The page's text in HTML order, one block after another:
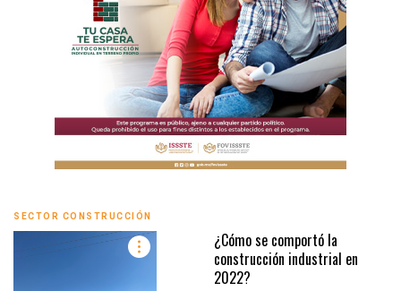
SECTOR CONSTRUCCIÓN
¿Cómo se comportó la
construcción industrial en
2022?